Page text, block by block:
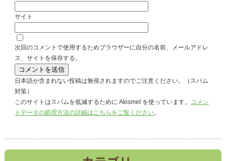
サイト
次回のコメントで使用するためブラウザーに自分の名前、メールアドレ
ス、サイトを保存する。
日本語が含まれない投稿は無視されますのでご注意ください。（スパム
対策）
このサイトはスパムを低減するために Akismet を使っています。 コメン
トデータの処理方法の詳細はこちらをご覧ください。